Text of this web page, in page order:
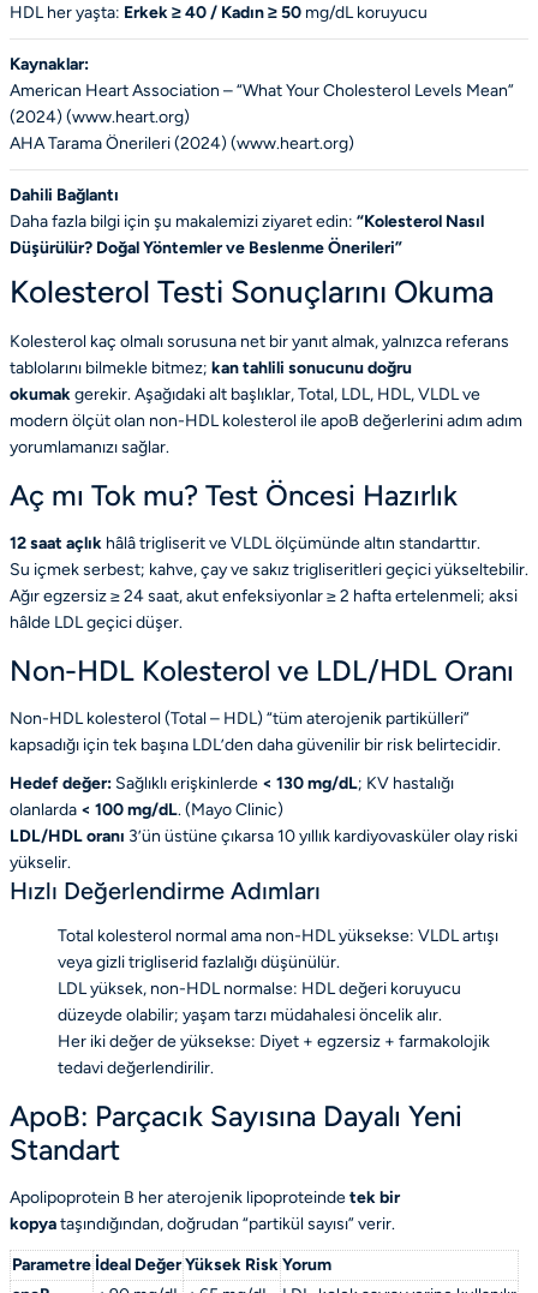
HDL her yaşta: Erkek ≥ 40 / Kadın ≥ 50 mg/dL koruyucu
Kaynaklar:
American Heart Association – “What Your Cholesterol Levels Mean”
(2024) (www.heart.org)
AHA Tarama Önerileri (2024) (www.heart.org)
Dahili Bağlantı
Daha fazla bilgi için şu makalemizi ziyaret edin: “Kolesterol Nasıl
Düşürülür? Doğal Yöntemler ve Beslenme Önerileri”
Kolesterol Testi Sonuçlarını Okuma
Kolesterol kaç olmalı sorusuna net bir yanıt almak, yalnızca referans
tablolarını bilmekle bitmez; kan tahlili sonucunu doğru
okumakgerekir. Aşağıdaki alt başlıklar, Total, LDL, HDL, VLDL ve
modern ölçüt olan non-HDL kolesterol ile apoB değerlerini adım adım
yorumlamanızı sağlar.
Aç mı Tok mu? Test Öncesi Hazırlık
12 saat açlık hâlâ trigliserit ve VLDL ölçümünde altın standarttır.
Su içmek serbest; kahve, çay ve sakız trigliseritleri geçici yükseltebilir.
Ağır egzersiz ≥ 24 saat, akut enfeksiyonlar ≥ 2 hafta ertelenmeli; aksi
hâlde LDL geçici düşer.
Non-HDL Kolesterol ve LDL/HDL Oranı
Non-HDL kolesterol (Total – HDL) “tüm aterojenik partikülleri”
kapsadığı için tek başına LDL’den daha güvenilir bir risk belirtecidir.
Hedef değer: Sağlıklı erişkinlerde < 130 mg/dL; KV hastalığı
olanlarda < 100 mg/dL. (Mayo Clinic)
LDL/HDL oranı 3’ün üstüne çıkarsa 10 yıllık kardiyovasküler olay riski
yükselir.
Hızlı Değerlendirme Adımları
Total kolesterol normal ama non-HDL yüksekse: VLDL artışı
veya gizli trigliserid fazlalığı düşünülür.
LDL yüksek, non-HDL normalse: HDL değeri koruyucu
düzeyde olabilir; yaşam tarzı müdahalesi öncelik alır.
Her iki değer de yüksekse: Diyet + egzersiz + farmakolojik
tedavi değerlendirilir.
ApoB: Parçacık Sayısına Dayalı Yeni
Standart
Apolipoprotein B her aterojenik lipoproteindetek bir
kopyataşındığından, doğrudan “partikül sayısı” verir.
Parametre İdeal DeğerYüksek RiskYorum